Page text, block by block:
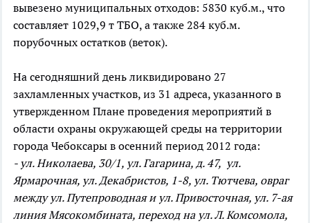
вывезено муниципальных отходов: 5830 куб.м., что
составляет 1029,9 т ТБО, а также 284 куб.м.
порубочных остатков (веток).
На сегодняшний день ликвидировано 27
захламленных участков, из 31 адреса, указанного в
утвержденном Плане проведения мероприятий в
области охраны окружающей среды на территории
города Чебоксары в осенний период 2012 года:
- ул. Николаева, 30/1, ул. Гагарина, д. 47, ул.
Ярмарочная, ул. Декабристов, 1-8, ул. Тютчева, овраг
между ул. Путепроводная и ул. Привосточная, ул. 7-ая
линия Мясокомбината, переход на ул. Л. Комсомола,